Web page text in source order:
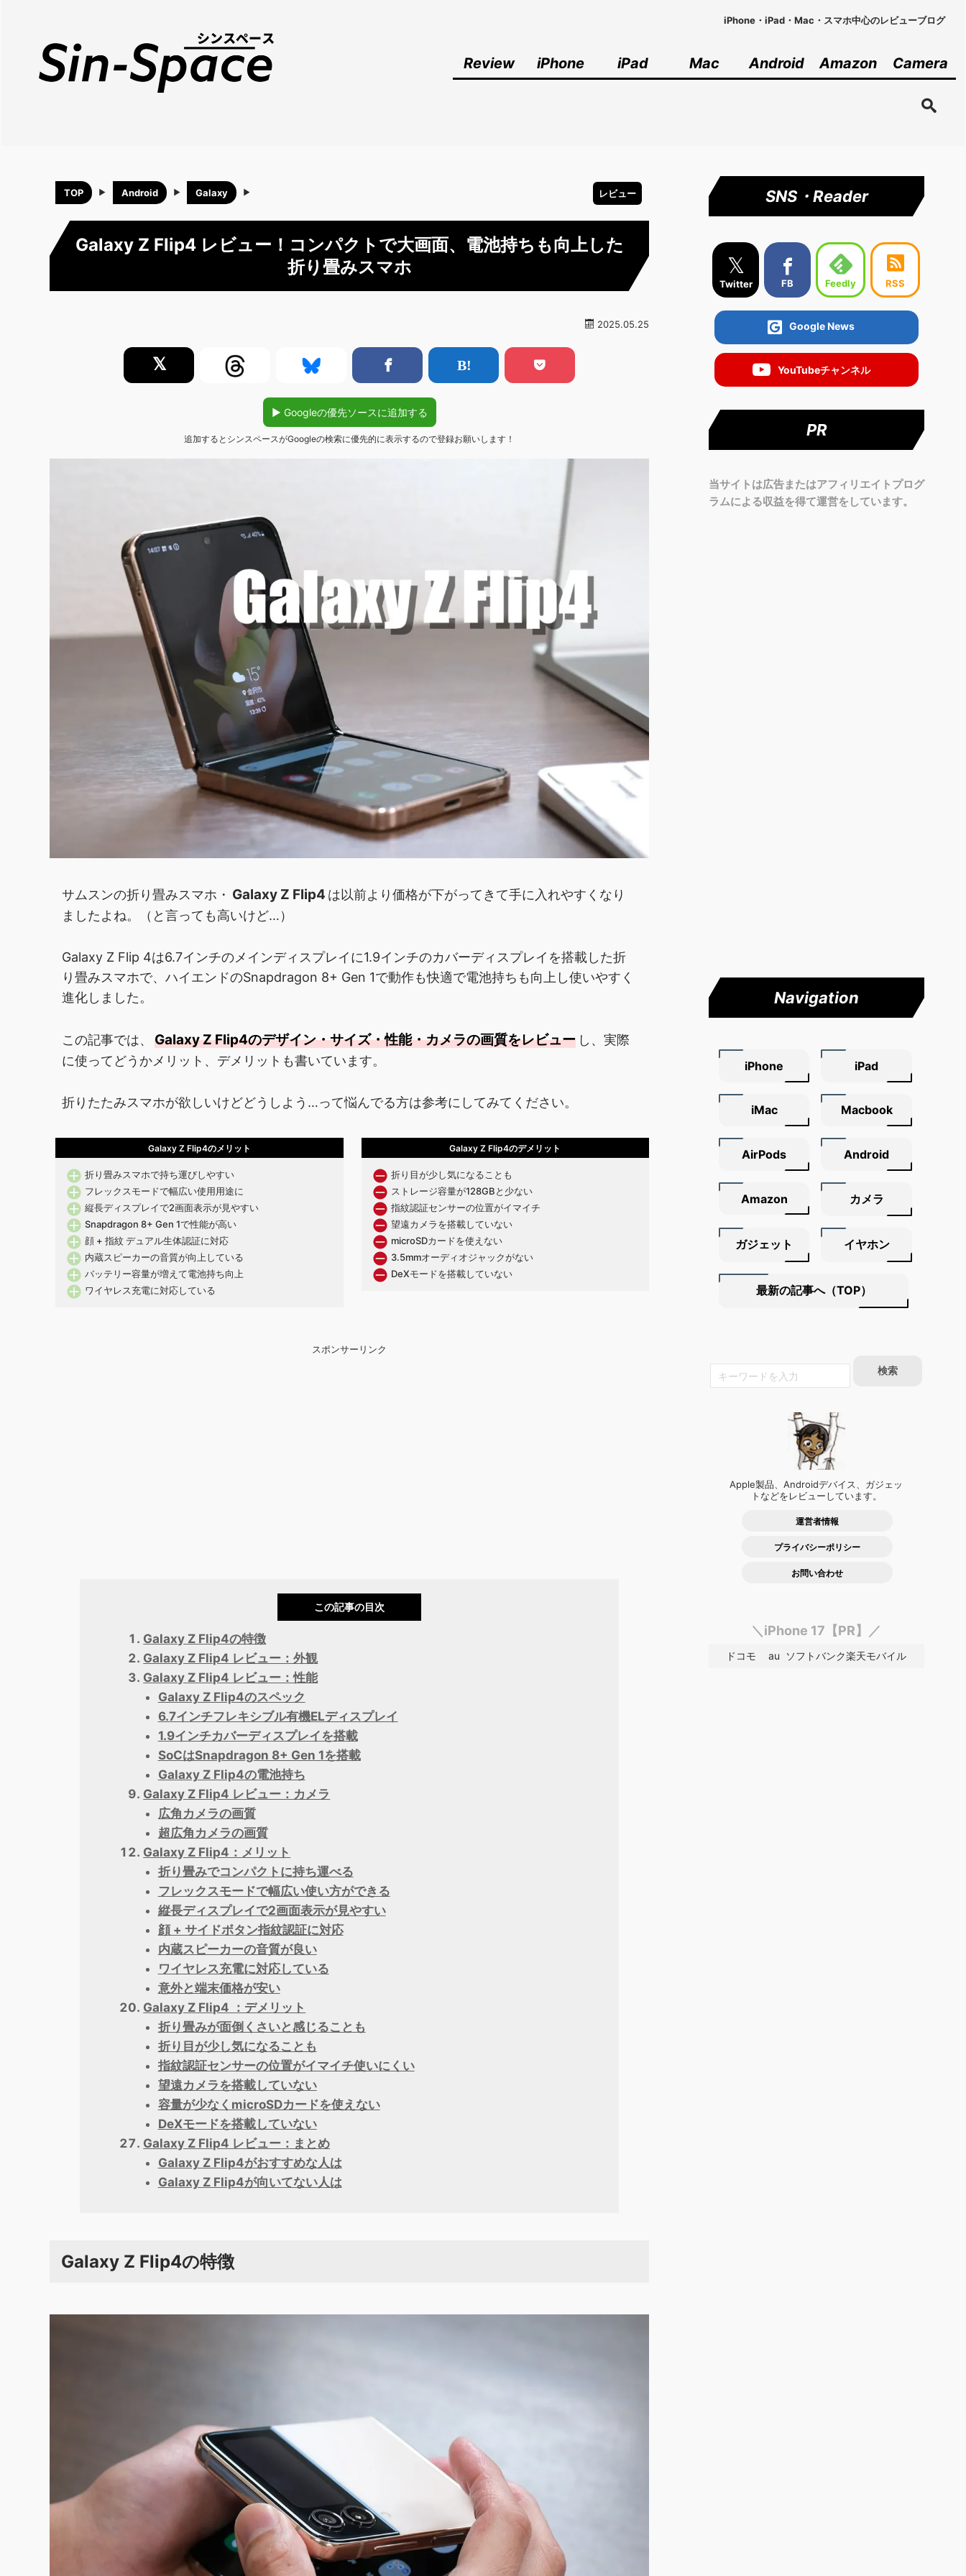
iPhone・iPad・Mac・スマホ中心のレビューブログ
Review iPhone iPad Mac Android Amazon Camera
TOP Android Galaxy レビュー
Galaxy Z Flip4 レビュー！コンパクトで大画面、電池持ちも向上した
折り畳みスマホ
2025.05.25
𝕏
▶︎ Googleの優先ソースに追加する
追加するとシンスペースがGoogleの検索に優先的に表示するので登録お願いします！
サムスンの折り畳みスマホ・ Galaxy Z Flip4 は以前より価格が下がってきて手に入れやすくなり
ましたよね。（と言っても高いけど…）
Galaxy Z Flip 4は6.7インチのメインディスプレイに1.9インチのカバーディスプレイを搭載した折
り畳みスマホで、ハイエンドのSnapdragon 8+ Gen 1で動作も快適で電池持ちも向上し使いやすく
進化しました。
この記事では、 Galaxy Z Flip4のデザイン・サイズ・性能・カメラの画質をレビュー し、実際
に使ってどうかメリット、デメリットも書いています。
折りたたみスマホが欲しいけどどうしよう…って悩んでる方は参考にしてみてください。
Galaxy Z Flip4のメリット
折り畳みスマホで持ち運びしやすい
フレックスモードで幅広い使用用途に
縦長ディスプレイで2画面表示が見やすい
Snapdragon 8+ Gen 1で性能が高い
顔 + 指紋 デュアル生体認証に対応
内蔵スピーカーの音質が向上している
バッテリー容量が増えて電池持ち向上
ワイヤレス充電に対応している
Galaxy Z Flip4のデメリット
折り目が少し気になることも
ストレージ容量が128GBと少ない
指紋認証センサーの位置がイマイチ
望遠カメラを搭載していない
microSDカードを使えない
3.5mmオーディオジャックがない
DeXモードを搭載していない
スポンサーリンク
この記事の目次
Galaxy Z Flip4の特徴
Galaxy Z Flip4 レビュー：外観
Galaxy Z Flip4 レビュー：性能
Galaxy Z Flip4のスペック
6.7インチフレキシブル有機ELディスプレイ
1.9インチカバーディスプレイを搭載
SoCはSnapdragon 8+ Gen 1を搭載
Galaxy Z Flip4の電池持ち
Galaxy Z Flip4 レビュー：カメラ
広角カメラの画質
超広角カメラの画質
Galaxy Z Flip4：メリット
折り畳みでコンパクトに持ち運べる
フレックスモードで幅広い使い方ができる
縦長ディスプレイで2画面表示が見やすい
顔 + サイドボタン指紋認証に対応
内蔵スピーカーの音質が良い
ワイヤレス充電に対応している
意外と端末価格が安い
Galaxy Z Flip4 ：デメリット
折り畳みが面倒くさいと感じることも
折り目が少し気になることも
指紋認証センサーの位置がイマイチ使いにくい
望遠カメラを搭載していない
容量が少なくmicroSDカードを使えない
DeXモードを搭載していない
Galaxy Z Flip4 レビュー：まとめ
Galaxy Z Flip4がおすすめな人は
Galaxy Z Flip4が向いてない人は
Galaxy Z Flip4の特徴
SNS・Reader
𝕏
Twitter FB Feedly RSS
Google News
YouTubeチャンネル
PR
当サイトは広告またはアフィリエイトプログ
ラムによる収益を得て運営をしています。
Navigation
iPhone iPad
iMac Macbook
AirPods Android
Amazon カメラ
ガジェット イヤホン
最新の記事へ（TOP）
Apple製品、Androidデバイス、ガジェッ
トなどをレビューしています。
運営者情報
プライバシーポリシー
お問い合わせ
＼iPhone 17【PR】／
ドコモ au ソフトバンク楽天モバイル